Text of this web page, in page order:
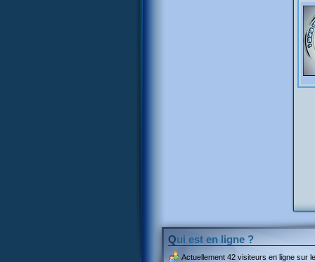
Qui est en ligne ?
Actuellement 42 visiteurs en ligne sur